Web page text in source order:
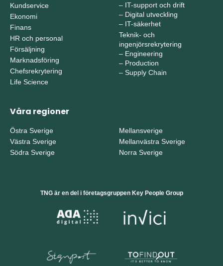
Kundservice
Ekonomi
Finans
HR och personal
Försäljning
Marknadsföring
Chefsrekrytering
Life Science
– IT-support och drift
– Digital utveckling
– IT-säkerhet
Teknik- och
ingenjörsrekrytering
– Engineering
– Production
– Supply Chain
Våra regioner
Östra Sverige
Västra Sverige
Södra Sverige
Mellansverige
Mellanvästra Sverige
Norra Sverige
TNG är en del i företagsgruppen Key People Group